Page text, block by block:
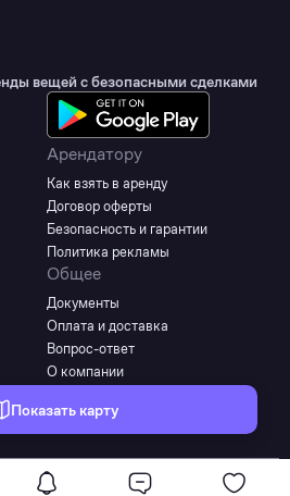
Показать карту
вещей с безопасными сделками
Арендатору
Как взять в аренду
Договор оферты
Безопасность и гарантии
Политика рекламы
Общее
Документы
Оплата и доставка
Вопрос-ответ
О компании